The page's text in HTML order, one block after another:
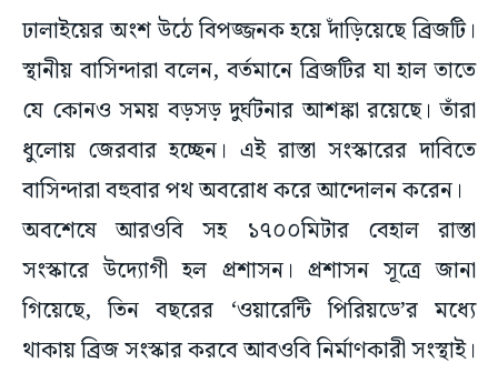
ঢালাইয়ের অংশ উঠে বিপজ্জনক হয়ে দাঁড়িয়েছে ব্রিজটি।
স্থানীয় বাসিন্দারা বলেন, বর্তমানে ব্রিজটির যা হাল তাতে
যে কোনও সময় বড়সড় দুর্ঘটনার আশঙ্কা রয়েছে। তাঁরা
ধুলোয় জেরবার হচ্ছেন। এই রাস্তা সংস্কারের দাবিতে
বাসিন্দারা বহুবার পথ অবরোধ করে আন্দোলন করেন।
অবশেষে আরওবি সহ ১৭০০মিটার বেহাল রাস্তা
সংস্কারে উদ্যোগী হল প্রশাসন। প্রশাসন সূত্রে জানা
গিয়েছে, তিন বছরের ‘ওয়ারেন্টি পিরিয়ডে’র মধ্যে
থাকায় ব্রিজ সংস্কার করবে আবওবি নির্মাণকারী সংস্থাই।